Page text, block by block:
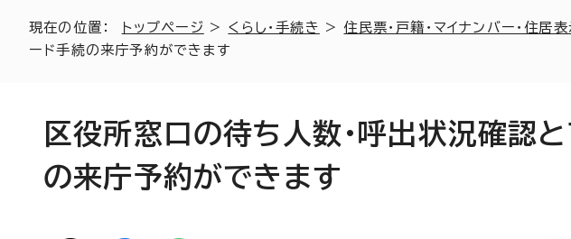
現在の位置： トップページ > くらし・手続き >住民票・戸籍・マイナンバー・住居表
ード手続の来庁予約ができます
区役所窓口の待ち人数・呼出状況確認
の来庁予約ができます